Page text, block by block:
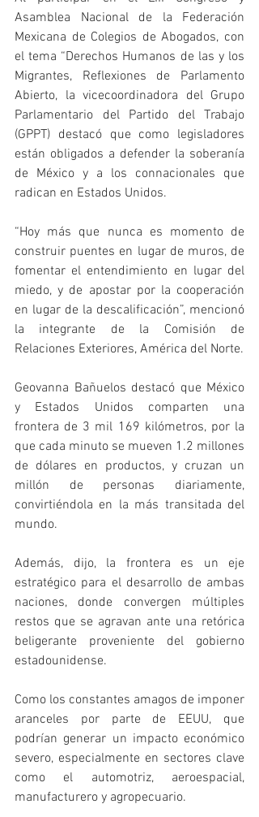
Asamblea Nacional de la Federación
Mexicana de Colegios de Abogados, con
el tema “Derechos Humanos de las y los
Migrantes, Reflexiones de Parlamento
Abierto, la vicecoordinadora del Grupo
Parlamentario del Partido del Trabajo
(GPPT) destacó que como legisladores
están obligados a defender la soberanía
de México y a los connacionales que
radican en Estados Unidos.
“Hoy más que nunca es momento de
construir puentes en lugar de muros, de
fomentar el entendimiento en lugar del
miedo, y de apostar por la cooperación
en lugar de la descalificación”, mencionó
la integrante de la Comisión de
Geovanna Bañuelos destacó que México
y Estados Unidos comparten una
frontera de 3 mil 169 kilómetros, por la
que cada minuto se mueven 1.2 millones
de dólares en productos, y cruzan un
millón de personas diariamente,
convirtiéndola en la más transitada del
mundo.
Además, dijo, la frontera es un eje
estratégico para el desarrollo de ambas
naciones, donde convergen múltiples
restos que se agravan ante una retórica
beligerante proveniente del gobierno
estadounidense.
Como los constantes amagos de imponer
aranceles por parte de EEUU, que
podrían generar un impacto económico
severo, especialmente en sectores clave
como el automotriz, aeroespacial,
manufacturero y agropecuario.